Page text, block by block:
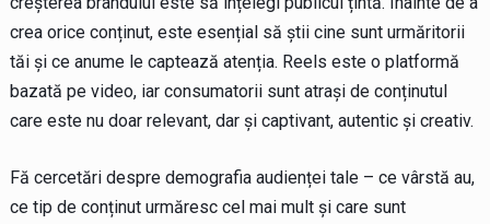
crea orice conținut, este esențial să știi cine sunt urmăritorii
tăi și ce anume le captează atenția. Reels este o platformă
bazată pe video, iar consumatorii sunt atrași de conținutul
care este nu doar relevant, dar și captivant, autentic și creativ.
Fă cercetări despre demografia audienței tale – ce vârstă au,
ce tip de conținut urmăresc cel mai mult și care sunt